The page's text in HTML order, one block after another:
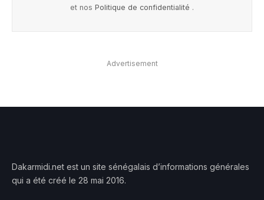
et nos Politique de confidentialité .
Advertisement
Dakarmidi.net est un site sénégalais d’informations générales
qui a été créé le 28 mai 2016.